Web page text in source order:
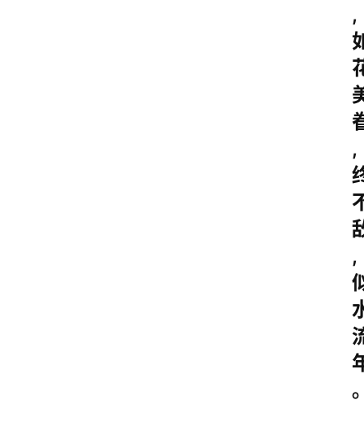
,
,
,
｡